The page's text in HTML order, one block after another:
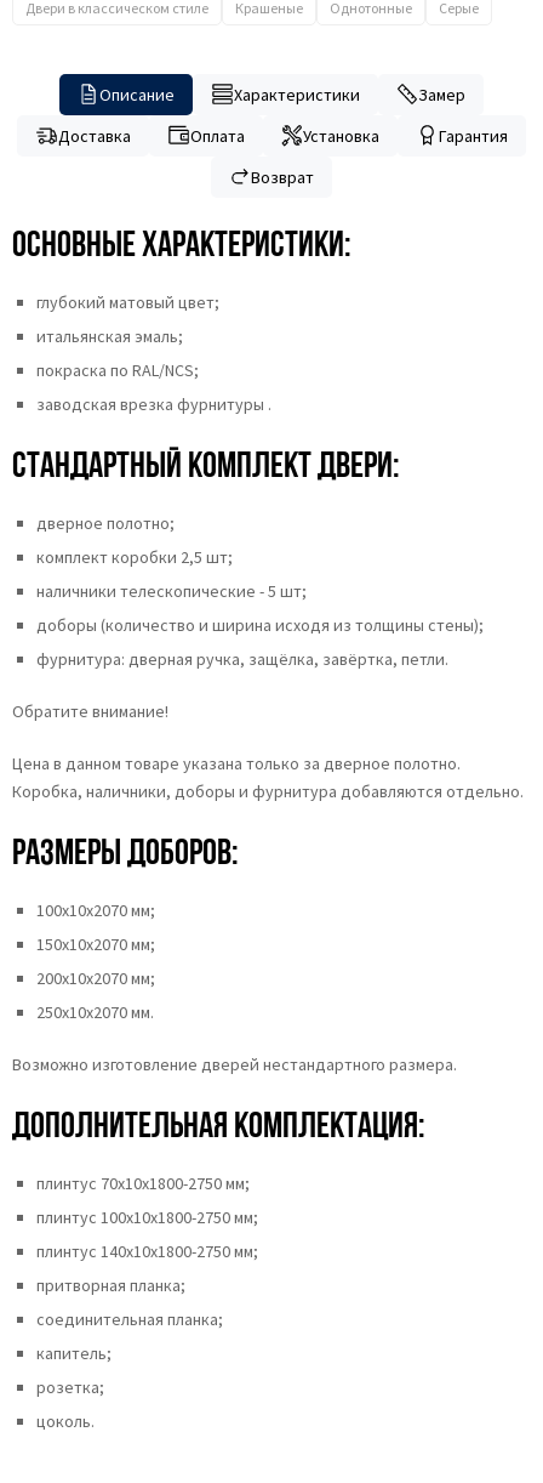
Двери в классическом стиле
Крашеные Однотонные Серые
Описание Характеристики
Замер
Доставка
Оплата Установка
Гарантия
Возврат
Основные характеристики:
глубокий матовый цвет;
итальянская эмаль;
покраска по RAL/NCS;
заводская врезка фурнитуры .
Стандартный комплект двери:
дверное полотно;
комплект коробки 2,5 шт;
наличники телескопические - 5 шт;
доборы (количество и ширина исходя из толщины стены);
фурнитура: дверная ручка, защёлка, завёртка, петли.
Обратите внимание!
Цена в данном товаре указана только за дверное полотно.
Коробка, наличники, доборы и фурнитура добавляются отдельно.
Размеры доборов:
100х10х2070 мм;
150х10х2070 мм;
200х10х2070 мм;
250х10х2070 мм.
Возможно изготовление дверей нестандартного размера.
Дополнительная комплектация:
плинтус 70х10х1800-2750 мм;
плинтус 100х10х1800-2750 мм;
плинтус 140х10х1800-2750 мм;
притворная планка;
соединительная планка;
капитель;
розетка;
цоколь.